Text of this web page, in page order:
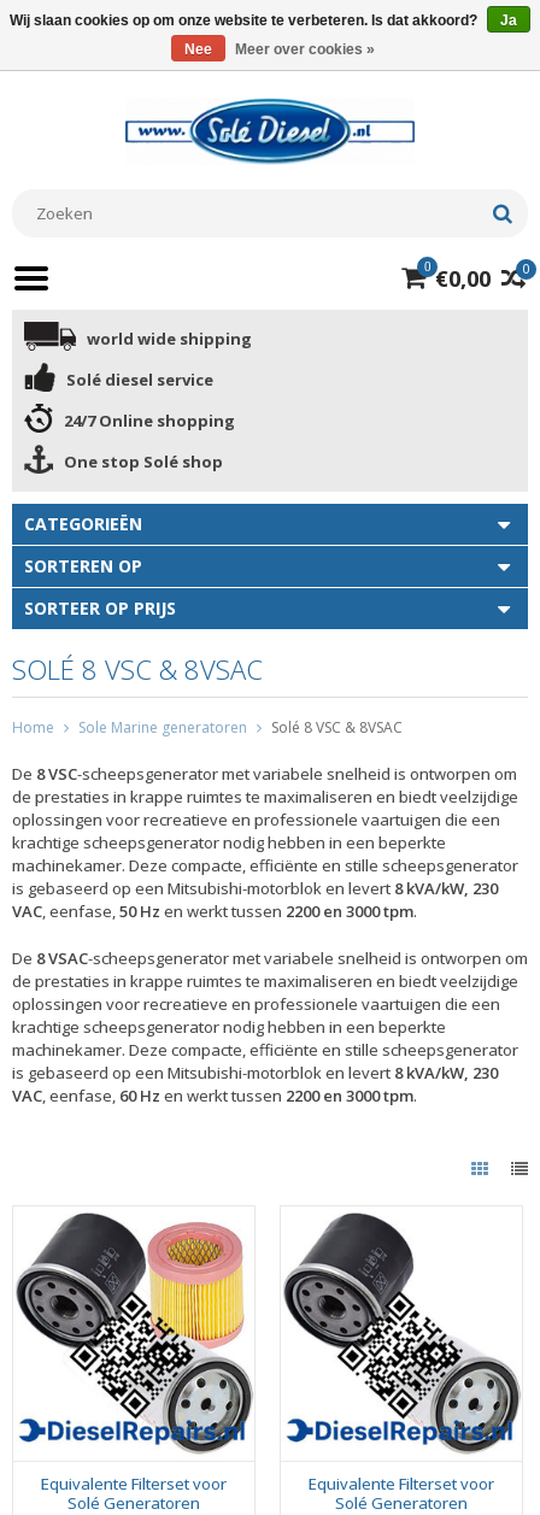
0
0 €0,00
world wide shipping
Solé diesel service
24/7 Online shopping
One stop Solé shop
CATEGORIEËN
SORTEREN OP
SORTEER OP PRIJS
SOLÉ 8 VSC & 8VSAC
Home Sole Marine generatoren Solé 8 VSC & 8VSAC
De 8 VSC-scheepsgenerator met variabele snelheid is ontworpen om
de prestaties in krappe ruimtes te maximaliseren en biedt veelzijdige
oplossingen voor recreatieve en professionele vaartuigen die een
krachtige scheepsgenerator nodig hebben in een beperkte
machinekamer. Deze compacte, efficiënte en stille scheepsgenerator
is gebaseerd op een Mitsubishi-motorblok en levert 8 kVA/kW, 230
VAC, eenfase,50 Hz en werkt tussen 2200 en 3000 tpm.
De 8 VSAC-scheepsgenerator met variabele snelheid is ontworpen om
de prestaties in krappe ruimtes te maximaliseren en biedt veelzijdige
oplossingen voor recreatieve en professionele vaartuigen die een
krachtige scheepsgenerator nodig hebben in een beperkte
machinekamer. Deze compacte, efficiënte en stille scheepsgenerator
is gebaseerd op een Mitsubishi-motorblok en levert 8 kVA/kW, 230
VAC, eenfase, 60 Hz en werkt tussen 2200 en 3000 tpm.
Equivalente Filterset voor
Solé Generatoren
Equivalente Filterset voor
Solé Generatoren
Wij slaan cookies op om onze website te verbeteren. Is dat akkoord?
Ja
Nee
Meer over cookies »